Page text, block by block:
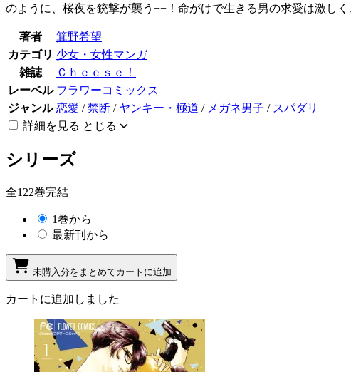
のように、桜夜を銃撃が襲う−−！命がけで生きる男の求愛は激し
著者
箕野希望
カテゴリ 少女・女性マンガ
雑誌
Ｃｈｅｅｓｅ！
レーベル フラワーコミックス
ジャンル 恋愛 /禁断 / ヤンキー・極道 / メガネ男子 / スパダリ
詳細を見る とじる
シリーズ
全122巻完結
1巻から
最新刊から
未購入分をまとめてカートに追加
カートに追加しました